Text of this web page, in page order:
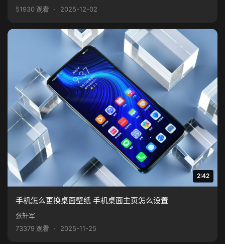
51930 观看
· 2025-12-02
2:42
手机怎么更换桌面壁纸 手机桌面主页怎么设置
张轩军
73379 观看
· 2025-11-25